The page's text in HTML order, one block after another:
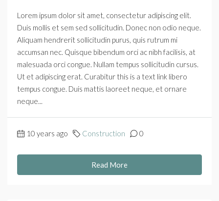
Lorem ipsum dolor sit amet, consectetur adipiscing elit.
Duis mollis et sem sed sollicitudin. Donec non odio neque.
Aliquam hendrerit sollicitudin purus, quis rutrum mi
accumsan nec. Quisque bibendum orci ac nibh facilisis, at
malesuada orci congue. Nullam tempus sollicitudin cursus.
Ut et adipiscing erat. Curabitur this is a text link libero
tempus congue. Duis mattis laoreet neque, et ornare
neque...
10 years ago Construction 0
Read More